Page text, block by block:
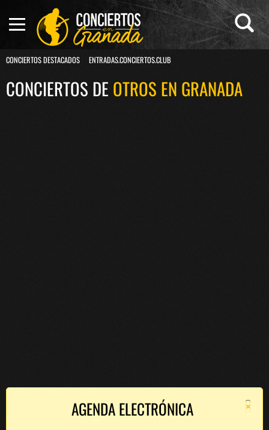
CONCIERTOS DESTACADOS ENTRADAS.CONCIERTOS.CLUB
CONCIERTOS DE OTROS EN GRANADA
×
AGENDA ELECTRÓNICA